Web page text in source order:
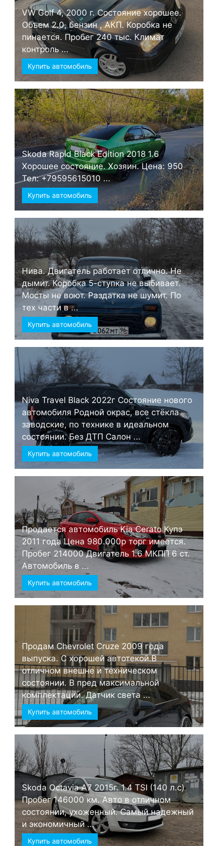
VW Golf 4, 2000 г. Состояние хорошее.
Объем 2.0, бензин , АКП. Коробка не
пинается. Пробег 240 тыс. Климат
контроль ...
Купить автомобиль
Skoda Rapid Black Edition 2018 1.6
Хорошее состояние. Хозяин. Цена: 950
Тел: +79595615010 ...
Купить автомобиль
Нива. Двигатель работает отлично. Не
дымит. Коробка 5-ступка не выбивает.
Мосты не воют. Раздатка не шумит. По
тех части в ...
Купить автомобиль
Niva Travel Black 2022г Состояние нового
автомобиля Родной окрас, все стёкла
заводские, по технике в идеальном
состоянии. Без ДТП Салон ...
Купить автомобиль
Продается автомобиль Kia Cerato Купэ
2011 года Цена 980.000р торг имеется.
Пробег 214000 Двигатель 1.6 МКПП 6 ст.
Автомобиль в ...
Купить автомобиль
Продам Chevrolet Cruze 2009 года
выпуска. С хорошей автотекой.В
отличном внешне и техническом
состоянии. В пред максимальной
комплектации. Датчик света ...
Купить автомобиль
Skoda Octavia А7 2015г. 1.4 TSI (140 л.с)
Пробег 146000 км. Авто в отличном
состоянии, ухоженный. Самый надежный
и экономичный ...
Купить автомобиль